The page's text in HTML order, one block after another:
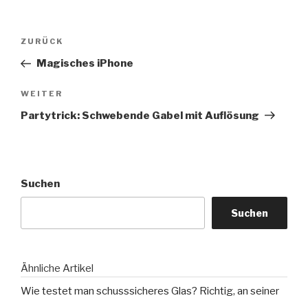
Beitragsnavigation
Vorheriger
Beitrag
ZURÜCK
Magisches iPhone
Nächster
Beitrag
WEITER
Partytrick: Schwebende Gabel mit Auflösung
Suchen
Suchen
Ähnliche Artikel
Wie testet man schusssicheres Glas? Richtig, an seiner